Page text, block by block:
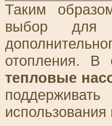
Таким
выбор для
отопления. В
тепловые
использования